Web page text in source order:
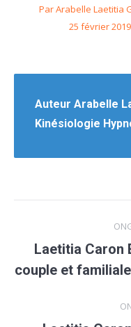
ParArabelle Laetitia
25 février 2019
Auteur Arabelle
Kinésiologie
deLaetitia Caron
couple et